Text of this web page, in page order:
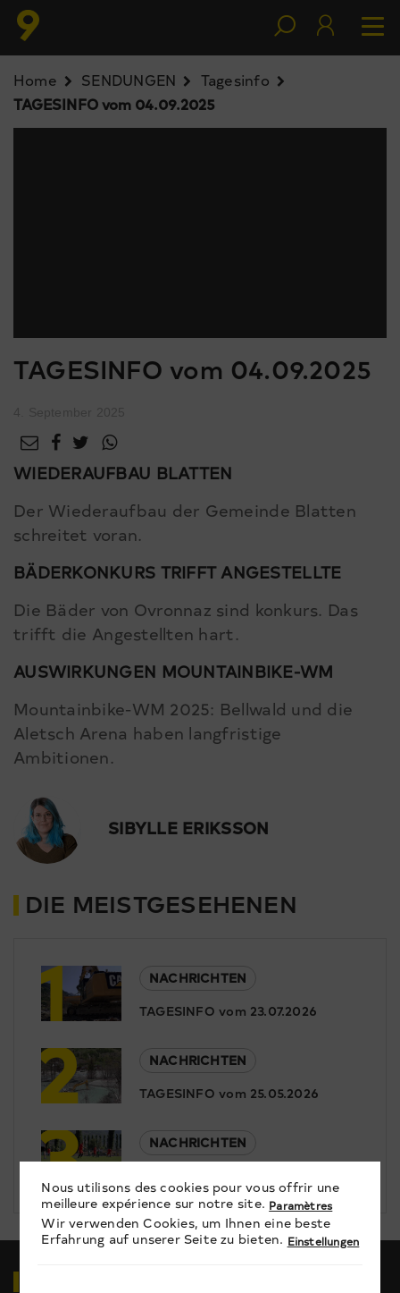
Home SENDUNGEN
Tagesinfo
TAGESINFO vom 04.09.2025
TAGESINFO vom 04.09.2025
WIEDERAUFBAU BLATTEN
Der Wiederaufbau der Gemeinde Blatten
schreitet voran.
BÄDERKONKURS TRIFFT ANGESTELLTE
Die Bäder von Ovronnaz sind konkurs. Das
trifft die Angestellten hart.
AUSWIRKUNGEN MOUNTAINBIKE-WM
Mountainbike-WM 2025: Bellwald und die
Aletsch Arena haben langfristige
Ambitionen.
SIBYLLE ERIKSSON
DIE MEISTGESEHENEN
1
NACHRICHTEN
TAGESINFO vom 23.07.2026
2
NACHRICHTEN
TAGESINFO vom 25.05.2026
3
NACHRICHTEN
Nous utilisons des cookies pour vous offrir une
meilleure expérience sur notre site. Paramètres
Wir verwenden Cookies, um Ihnen eine beste
Erfahrung auf unserer Seite zu bieten. Einstellungen